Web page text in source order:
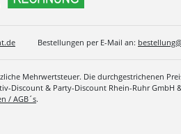
Bestellungen per E-Mail an:
Mehrwertsteuer. Die durchgestrichenen
Discount & Party-Discount Rhein-Ruhr
/ AGB´s.